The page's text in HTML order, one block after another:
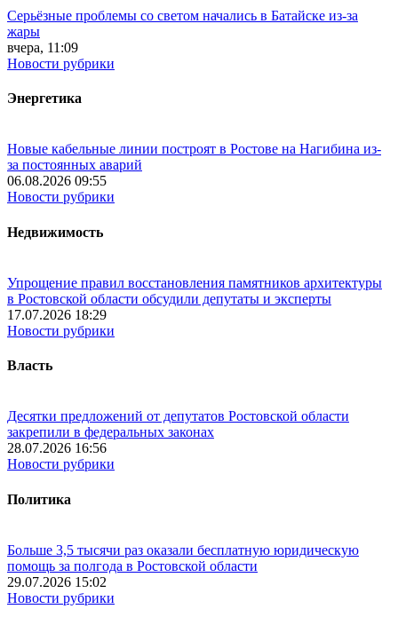
Серьёзные проблемы со светом начались в Батайске из-за
жары
вчера, 11:09
Новости рубрики
Энергетика
Новые кабельные линии построят в Ростове на Нагибина из-
за постоянных аварий
06.08.2026 09:55
Новости рубрики
Недвижимость
Упрощение правил восстановления памятников архитектуры
в Ростовской области обсудили депутаты и эксперты
17.07.2026 18:29
Новости рубрики
Власть
Десятки предложений от депутатов Ростовской области
закрепили в федеральных законах
28.07.2026 16:56
Новости рубрики
Политика
Больше 3,5 тысячи раз оказали бесплатную юридическую
помощь за полгода в Ростовской области
29.07.2026 15:02
Новости рубрики